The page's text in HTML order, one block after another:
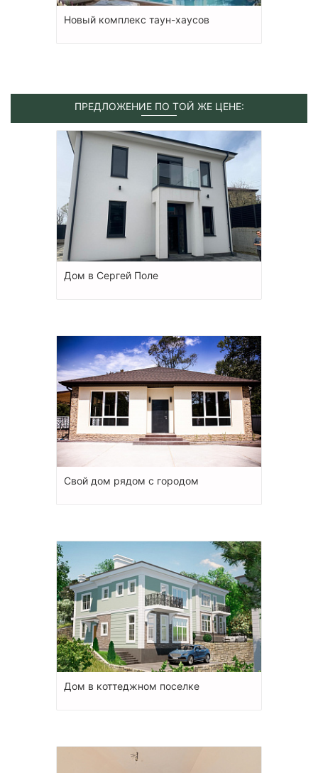
Новый комплекс таун-хаусов
ПРЕДЛОЖЕНИЕ ПО ТОЙ ЖЕ ЦЕНЕ:
Дом в Сергей Поле
Свой дом рядом с городом
Дом в коттеджном поселке